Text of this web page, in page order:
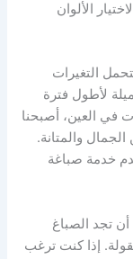
الألوان
التغيرات
لأطول فترة
في العين، أصبحنا
والمتانة.
خدمة صباغة
تجد الصباغ
إذا كنت ترغب